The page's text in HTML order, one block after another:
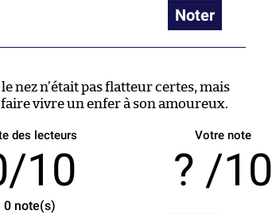
Noter
nez n’était pas flatteur certes, mais
faire vivre un enfer à son amoureux.
des lecteurs
10
0 note(s)
Votre note
/10